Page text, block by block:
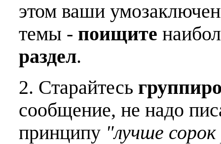
этом ваши
темы - поищите
раздел.
2. Старайтесь
сообщение, не надо
принципу "лучше